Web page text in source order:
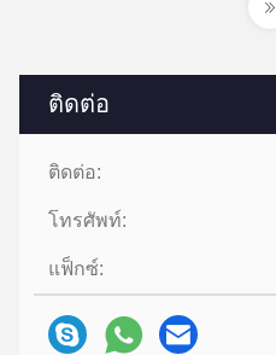
ติดต่อ
ติดต่อ:
โทรศัพท์:
แฟ็กซ์: